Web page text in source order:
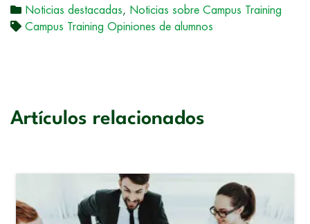
Noticias destacadas, Noticias sobre Campus Training
Campus Training Opiniones de alumnos
Artículos relacionados